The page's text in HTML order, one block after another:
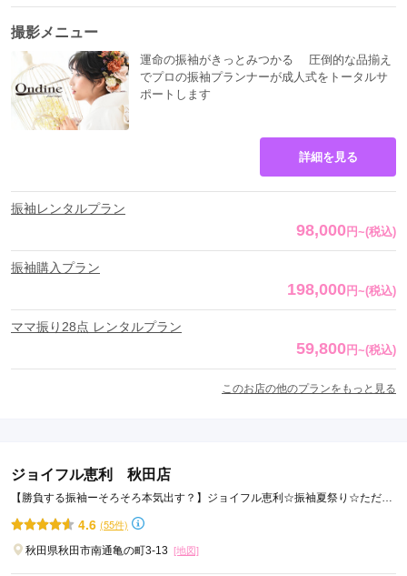
撮影メニュー
運命の振袖がきっとみつかる 圧倒的な品揃え
でプロの振袖プランナーが成人式をトータルサ
ポートします
詳細を見る
振袖レンタルプラン
98,000 円~(税込)
振袖購入プラン
198,000 円~(税込)
ママ振り28点 レンタルプラン
59,800 円~(税込)
このお店の他のプランをもっと見る
ジョイフル恵利 秋田店
【勝負する振袖ーそろそろ本気出す？】ジョイフル恵利☆振袖夏祭り☆ただい
4.6 (55件)
秋田県秋田市南通亀の町3-13 [地図]